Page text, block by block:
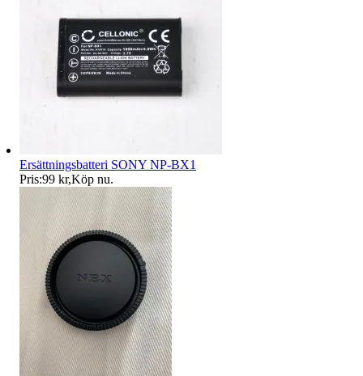
Ersättningsbatteri SONY NP-BX1
Pris:99 kr,Köp nu.